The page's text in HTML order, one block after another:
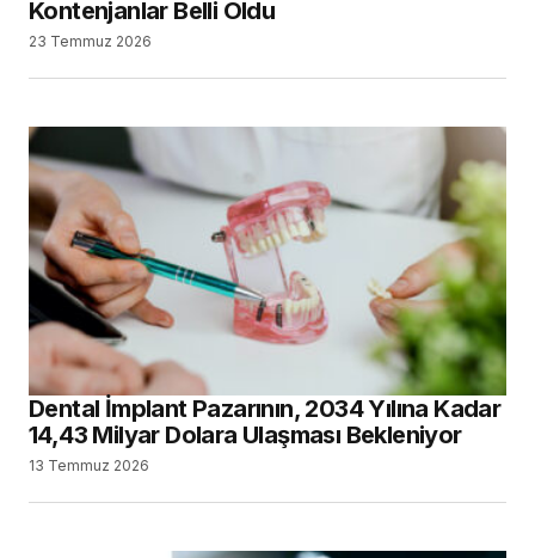
Kontenjanlar Belli Oldu
23 Temmuz 2026
Dental İmplant Pazarının, 2034 Yılına Kadar
14,43 Milyar Dolara Ulaşması Bekleniyor
13 Temmuz 2026